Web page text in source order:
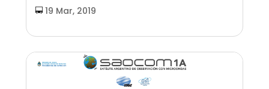
19 Mar, 2019